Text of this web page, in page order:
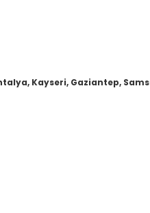
Kayseri, Gaziantep,